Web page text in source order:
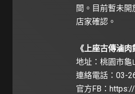
間。目前暫未
店家確認。
《上座古傳滷肉
地址：桃園市龜
連絡電話：03-
官方FB：